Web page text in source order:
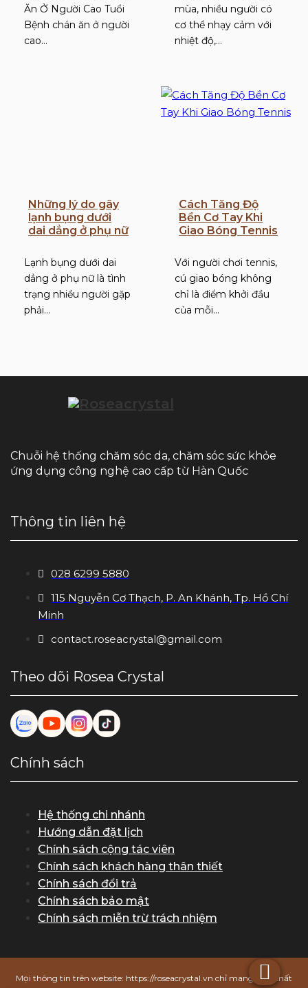
Ăn Ở Người Cao Tuổi
Bệnh chán ăn ở người
cao…
mùa, nhiều người có
cơ thể nhạy cảm với
nhiệt độ,…
Những lý do gây
lạnh bụng dưới
dai dẳng ở phụ nữ
Lạnh bụng dưới dai
dẳng ở phụ nữ là tình
trạng nhiều người gặp
phải…
Cách Tăng Độ
Bền Cơ Tay Khi
Giao Bóng Tennis
Với người chơi tennis,
cú giao bóng không
chỉ là điểm khởi đầu
của mỗi…
Chuỗi hệ thống chăm sóc da, chăm sóc sức khỏe
ứng dụng công nghệ cao cấp từ Hàn Quốc
Thông tin liên hệ
028 6299 5880
115 Nguyễn Cơ Thạch, P. An Khánh, Tp. Hồ Chí
Minh
contact.roseacrystal@gmail.com
Theo dõi Rosea Crystal
Chính sách
Hệ thống chi nhánh
Hướng dẫn đặt lịch
Chính sách cộng tác viên
Chính sách khách hàng thân thiết
Chính sách đổi trả
Chính sách bảo mật
Chính sách miễn trừ trách nhiệm
Mọi thông tin trên website: https://roseacrystal.vn chỉ mang tính chất